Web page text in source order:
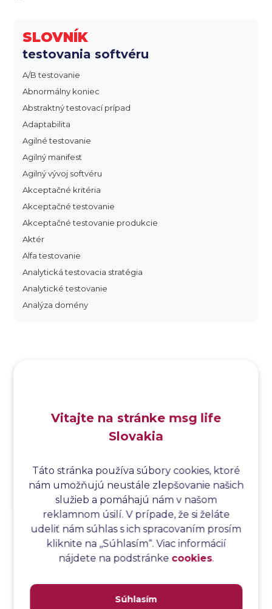
SLOVNÍK
testovania softvéru
A/B testovanie
Abnormálny koniec
Abstraktný testovací prípad
Adaptabilita
Agilné testovanie
Agilný manifest
Agilný vývoj softvéru
Akceptačné kritéria
Akceptačné testovanie
Akceptačné testovanie produkcie
Aktér
Alfa testovanie
Analytická testovacia stratégia
Analytické testovanie
Analýza domény
Analýza príčin a následkov
Analýza spôsobu a následkov zlyhania softvéru
Analýza stromu chýb
Analýza stromu chýb softvéru
Analýza testovacieho bodu
Analýza toku riadenia
Analýza toku údajov
Analýza webových stránok a inventár meraní
Vitajte na stránke msg life
Slovakia
Táto stránka používa súbory cookies, ktoré
nám umožňujú neustále zlepšovanie našich
služieb a pomáhajú nám v našom
reklamnom úsilí. V prípade, že si želáte
udeliť nám súhlas s ich spracovaním prosím
kliknite na ,,Súhlasím“. Viac informácií
nájdete na podstránke cookies.
Súhlasím